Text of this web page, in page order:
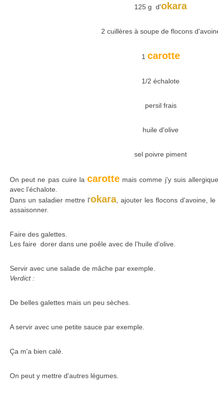
125 g d'okara
2 cuillères à soupe de flocons
1 carotte
1/2 échalote
persil frais
huile d'olive
sel poivre piment
On peut ne pas cuire lacarotte mais comme j'y suis
avec l’échalote.
Dans un saladier mettre l'okara, ajouter les flocons d'avoine,
assaisonner.
Faire des galettes.
Les faire dorer dans une poêle avec de l’huile d'olive.
Servir avec une salade de mâche par exemple.
Verdict :
De belles galettes mais un peu sèches.
A servir avec une petite sauce par exemple.
Ça m'a bien calé.
On peut y mettre d'autres légumes.